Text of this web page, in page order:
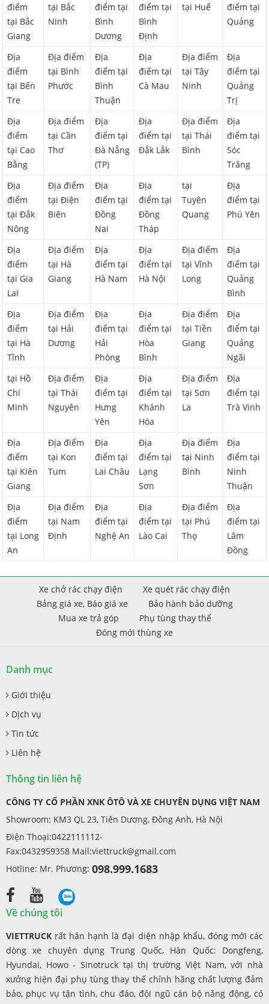
điểm
tại Bắc
Giang
tại Bắc
Ninh
điểm tại
Bình
Dương
điểm tại
Bình
Định
tại Huế
điểm tại
Quảng
Địa
điểm
tại Bến
Tre
Địa điểm
tại Bình
Phước
Địa
điểm tại
Bình
Thuận
Địa
điểm tại
Cà Mau
Địa điểm
tại Tây
Ninh
Địa
điểm tại
Quảng
Trị
Địa
điểm
tại Cao
Bằng
Địa điểm
tại Cần
Thơ
Địa
điểm tại
Đà Nẵng
(TP)
Địa
điểm tại
Đắk Lắk
Địa điểm
tại Thái
Bình
Địa
điểm tại
Sóc
Trăng
Địa
điểm
tại Đắk
Nông
Địa điểm
tại Điện
Biên
Địa
điểm tại
Đồng
Nai
Địa
điểm tại
Đồng
Tháp
tại
Tuyên
Quang
Địa
điểm tại
Phú Yên
Địa
điểm
tại Gia
Lai
Địa điểm
tại Hà
Giang
Địa
điểm tại
Hà Nam
Địa
điểm tại
Hà Nội
Địa điểm
tại Vĩnh
Long
Địa
điểm tại
Quảng
Bình
Địa
điểm
tại Hà
Tĩnh
Địa điểm
tại Hải
Dương
Địa
điểm tại
Hải
Phòng
Địa
điểm tại
Hòa
Bình
Địa điểm
tại Tiền
Giang
Địa
điểm tại
Quảng
Ngãi
tại Hồ
Chí
Minh
Địa điểm
tại Thái
Nguyên
Địa
điểm tại
Hưng
Yên
Địa
điểm tại
Khánh
Hòa
Địa điểm
tại Sơn
La
Địa
điểm tại
Trà Vinh
Địa
điểm
tại Kiên
Giang
Địa điểm
tại Kon
Tum
Địa
điểm tại
Lai Châu
Địa
điểm tại
Lạng
Sơn
Địa điểm
tại Ninh
Bình
Địa
điểm tại
Ninh
Thuận
Địa
điểm
tại Long
An
Địa điểm
tại Nam
Định
Địa
điểm tại
Nghệ An
Địa
điểm tại
Lào Cai
Địa điểm
tại Phú
Thọ
Địa
điểm tại
Lâm
Đồng
Xe chở rác chạy điện
Xe quét rác chạy điện
Bảng giá xe, Báo giá xe
Bảo hành bảo dưỡng
Mua xe trả góp
Phụ tùng thay thế
Đóng mới thùng xe
Danh mục
Giới thiệu
Dịch vụ
Tin tức
Liên hệ
Thông tin liên hệ
CÔNG TY CỔ PHẦN XNK ÔTÔ VÀ XE CHUYÊN DỤNG VIỆT NAM
Showroom: KM3 QL 23, Tiên Dương, Đông Anh, Hà Nội
Điện Thoại:0422111112-
Fax:0432959358 Mail:viettruck@gmail.com
Hotline: Mr. Phương: 098.999.1683
Về chúng tôi
VIETTRUCK rất hân hạnh là đại diện nhập khẩu, đóng mới các
dòng xe chuyên dụng Trung Quốc, Hàn Quốc: Dongfeng,
Hyundai, Howo - Sinotruck tại thị trường Việt Nam, với nhà
xưởng hiện đại phụ tùng thay thế chính hãng chất lượng đảm
bảo, phục vụ tận tình, chu đáo, đội ngũ cán bộ năng động, có